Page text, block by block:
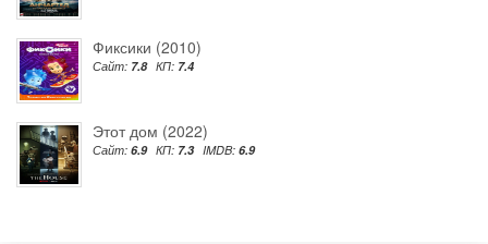
Фиксики (2010)
Сайт: 7.8 КП: 7.4
Этот дом (2022)
Сайт: 6.9 КП: 7.3 IMDB: 6.9